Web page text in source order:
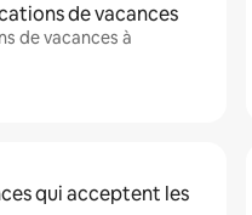
de vacances
de vacances à
qui acceptent les